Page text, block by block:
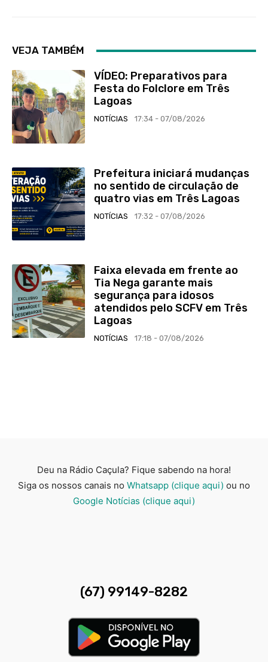
VEJA TAMBÉM
VÍDEO: Preparativos para
Festa do Folclore em Três
Lagoas
NOTÍCIAS 17:34 - 07/08/2026
Prefeitura iniciará mudanças
no sentido de circulação de
quatro vias em Três Lagoas
NOTÍCIAS 17:32 - 07/08/2026
Faixa elevada em frente ao
Tia Nega garante mais
segurança para idosos
atendidos pelo SCFV em Três
Lagoas
NOTÍCIAS 17:18 - 07/08/2026
Deu na Rádio Caçula? Fique sabendo na hora!
Siga os nossos canais no Whatsapp (clique aqui) ou no
Google Notícias (clique aqui)
(67) 99149-8282